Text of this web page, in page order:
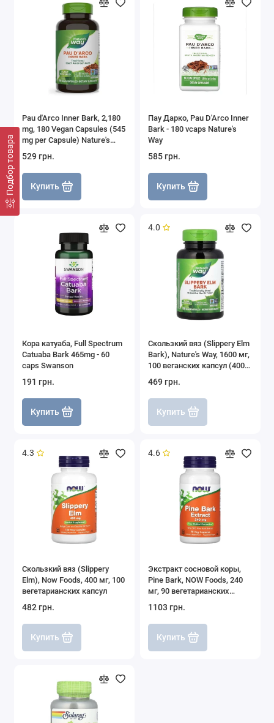
Подбор товара
Pau d'Arco Inner Bark, 2,180
mg, 180 Vegan Capsules (545
mg per Capsule) Nature's
529 грн.
Купить
Пау Дарко, Pau D'Arco Inner
Bark - 180 vcaps Nature's
Way
585 грн.
Купить
Кора катуаба, Full Spectrum
Catuaba Bark 465mg - 60
caps Swanson
191 грн.
Купить
4.0
Скользкий вяз (Slippery Elm
Bark), Nature's Way, 1600 мг,
100 веганских капсул (400
469 грн.
Купить
4.3
Скользкий вяз (Slippery
Elm), Now Foods, 400 мг, 100
вегетарианских капсул
482 грн.
Купить
4.6
Экстракт сосновой коры,
Pine Bark, NOW Foods, 240
мг, 90 вегетарианских
1103 грн.
Купить